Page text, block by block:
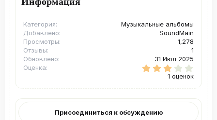
Категория
Музыкальные альбомы
Добавлено
SoundMain
Просмотры
1,278
Отзывы
1
Обновлено
31 Июл 2025
Оценка
.
0
0
з
в
1 оценок
Присоединиться к обсуждению